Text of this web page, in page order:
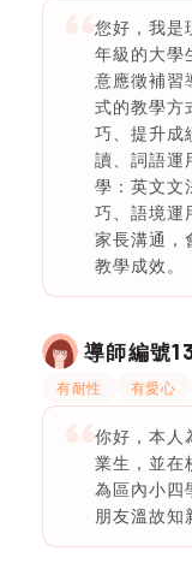
您好，我是
年級的大學
意應徵補習
式的教學方
巧、提升成
讀、詞語運
學：英文文
巧、語境運
家長溝通，
教學成效。
導師編號
有耐性 有愛心
你好，本人
業生，並在
為區內小四
朋友溫故知